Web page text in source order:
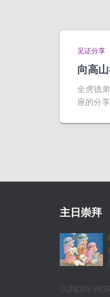
见证分享
向高
全虎德
座的分享
主日崇拜
SUNDAY